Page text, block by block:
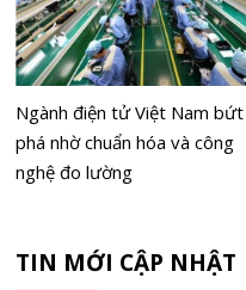
Ngành điện tử Việt Nam bứt
phá nhờ chuẩn hóa và công
nghệ đo lường
TIN MỚI CẬP NHẬT